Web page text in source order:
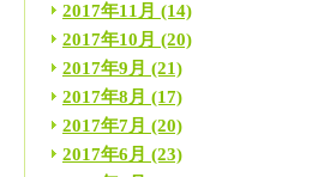
2017年11月 (14)
2017年10月 (20)
2017年9月 (21)
2017年8月 (17)
2017年7月 (20)
2017年6月 (23)